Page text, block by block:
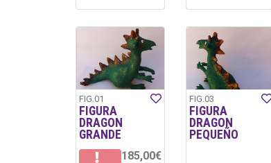
FIG.01
FIGURA
DRAGON
GRANDE
185,00€
FIG.03
FIGURA
DRAGON
PEQUEÑO